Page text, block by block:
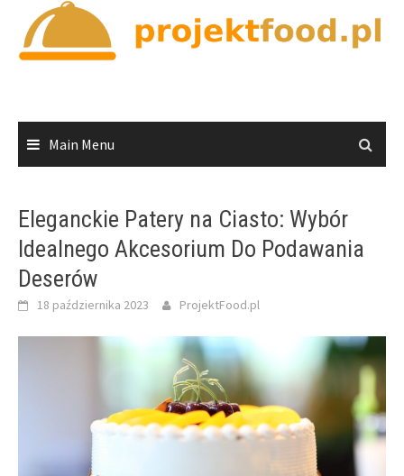
content
Main Menu
Eleganckie Patery na Ciasto: Wybór
Idealnego Akcesorium Do Podawania
Deserów
18 października 2023 ProjektFood.pl